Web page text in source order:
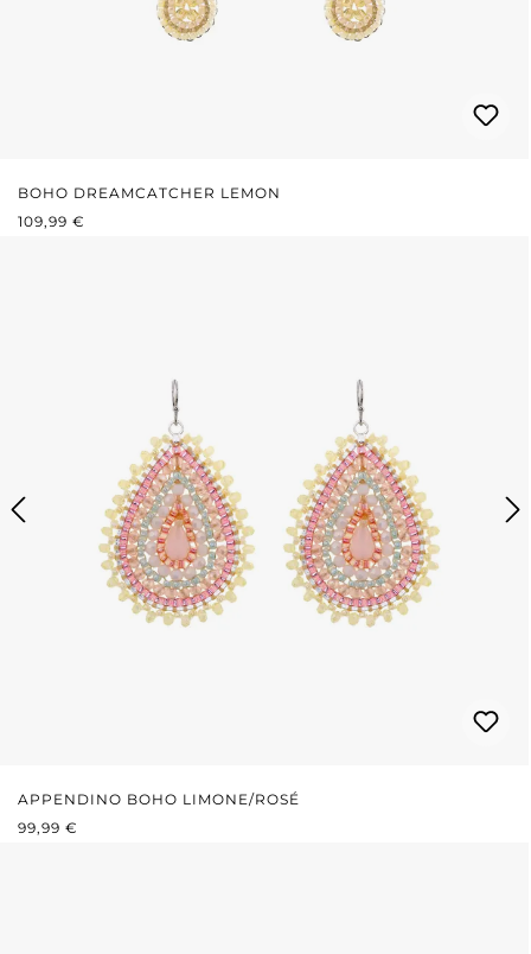
BOHO DREAMCATCHER LEMON
PREZZO NORMALE:
109,99 €
APPENDINO BOHO LIMONE/ROSÉ
PREZZO NORMALE:
99,99 €